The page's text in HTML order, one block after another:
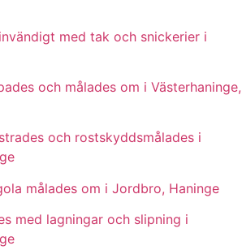
med tak och snickerier i
och målades om i Västerhaninge,
och rostskyddsmålades i
målades om i Jordbro, Haninge
med lagningar och slipning i